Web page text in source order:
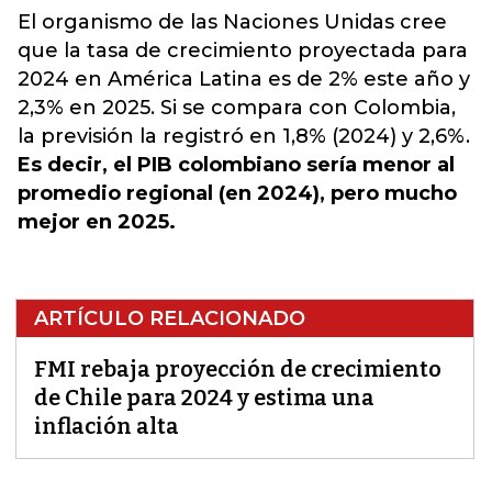
El organismo de las Naciones Unidas cree
que la tasa de crecimiento proyectada para
2024 en América Latina es de 2% este año y
2,3% en 2025. Si se compara con Colombia,
la previsión la registró en 1,8% (2024) y 2,6%.
Es decir, el PIB colombiano sería menor al
promedio regional (en 2024), pero mucho
mejor en 2025.
ARTÍCULO RELACIONADO
FMI rebaja proyección de crecimiento
de Chile para 2024 y estima una
inflación alta